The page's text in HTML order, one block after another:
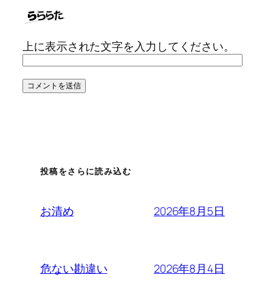
上に表示された文字を入力してください。
投稿をさらに読み込む
お清め 2026年8月5日
危ない勘違い 2026年8月4日